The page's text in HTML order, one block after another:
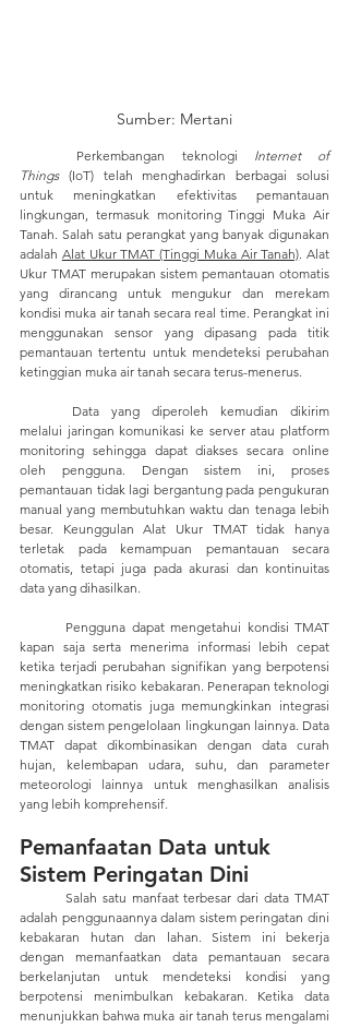
Sumber: Mertani
	Perkembangan teknologi
Internet of
Things (IoT) telah menghadirkan berbagai solusi
untuk meningkatkan efektivitas pemantauan
lingkungan, termasuk monitoring Tinggi Muka Air
Tanah. Salah satu perangkat yang banyak digunakan
adalah Alat Ukur TMAT (Tinggi Muka Air Tanah). Alat
Ukur TMAT merupakan sistem pemantauan otomatis
yang dirancang untuk mengukur dan merekam
kondisi muka air tanah secara real time. Perangkat ini
menggunakan sensor yang dipasang pada titik
pemantauan tertentu untuk mendeteksi perubahan
ketinggian muka air tanah secara terus-menerus.
melalui jaringan komunikasi ke server atau platform
monitoring sehingga dapat diakses secara online
oleh pengguna. Dengan sistem ini, proses
pemantauan tidak lagi bergantung pada pengukuran
manual yang membutuhkan waktu dan tenaga lebih
besar. Keunggulan Alat Ukur TMAT tidak hanya
terletak pada kemampuan pemantauan secara
otomatis, tetapi juga pada akurasi dan kontinuitas
data yang dihasilkan.
kapan saja serta menerima informasi lebih cepat
ketika terjadi perubahan signifikan yang berpotensi
meningkatkan risiko kebakaran. Penerapan teknologi
monitoring otomatis juga memungkinkan integrasi
dengan sistem pengelolaan lingkungan lainnya. Data
TMAT dapat dikombinasikan dengan data curah
hujan, kelembapan udara, suhu, dan parameter
meteorologi lainnya untuk menghasilkan analisis
yang lebih komprehensif.
Pemanfaatan Data untuk
Sistem Peringatan Dini
adalah penggunaannya dalam sistem peringatan dini
kebakaran hutan dan lahan. Sistem ini bekerja
dengan memanfaatkan data pemantauan secara
berkelanjutan untuk mendeteksi kondisi yang
berpotensi menimbulkan kebakaran. Ketika data
menunjukkan bahwa muka air tanah terus mengalami